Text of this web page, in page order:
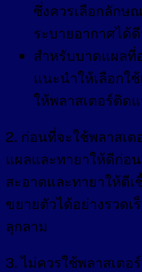
ซึ่งควรเลือกลักษ
ระบายอากาศได้
สำหรับบาดแผล
แนะนำให้เลือกใ
ให้พลาสเตอร์ติด
2. ก่อนที่จะใช้พลาสเ
แผลและทายาให้ดีก่อ
สะอาดและทายาให้ดี
ขยายตัวได้อย่างรวดเ
ลุกลาม
3. ไม่ควรใช้พลาสเตอ